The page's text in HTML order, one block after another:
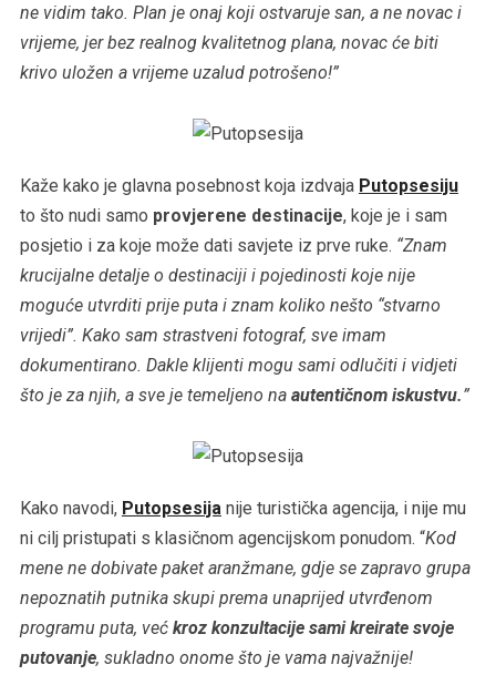
ne vidim tako. Plan je onaj koji ostvaruje san, a ne novac i
vrijeme, jer bez realnog kvalitetnog plana, novac će biti
krivo uložen a vrijeme uzalud potrošeno!”
Kaže kako je glavna posebnost koja izdvaja Putopsesiju
to što nudi samo provjerene destinacije, koje je i sam
posjetio i za koje može dati savjete iz prve ruke. “Znam
krucijalne detalje o destinaciji i pojedinosti koje nije
moguće utvrditi prije puta i znam koliko nešto “stvarno
vrijedi”. Kako sam strastveni fotograf, sve imam
dokumentirano. Dakle klijenti mogu sami odlučiti i vidjeti
što je za njih, a sve je temeljeno na autentičnom iskustvu.”
Kako navodi, Putopsesija nije turistička agencija, i nije mu
ni cilj pristupati s klasičnom agencijskom ponudom. “Kod
mene ne dobivate paket aranžmane, gdje se zapravo grupa
nepoznatih putnika skupi prema unaprijed utvrđenom
programu puta, već kroz konzultacije sami kreirate svoje
putovanje, sukladno onome što je vama najvažnije!